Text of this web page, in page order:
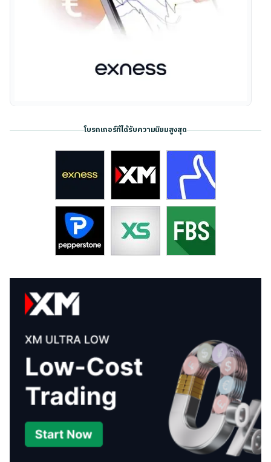
โบรกเกอร์ที่ได้รับความนิยมสูงสุด